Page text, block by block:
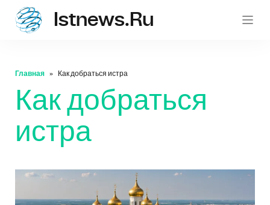
Istnews.ru
Главная Как добраться истра
Как добраться
истра